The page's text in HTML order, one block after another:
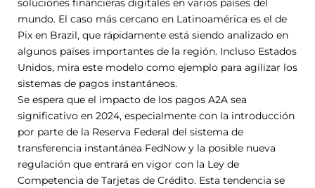
soluciones financieras digitales en varios países del
mundo. El caso más cercano en Latinoamérica es el de
Pix en Brazil, que rápidamente está siendo analizado en
algunos países importantes de la región. Incluso Estados
Unidos, mira este modelo como ejemplo para agilizar los
sistemas de pagos instantáneos.
Se espera que el impacto de los pagos A2A sea
significativo en 2024, especialmente con la introducción
por parte de la Reserva Federal del sistema de
transferencia instantánea FedNow y la posible nueva
regulación que entrará en vigor con la Ley de
Competencia de Tarjetas de Crédito. Esta tendencia se